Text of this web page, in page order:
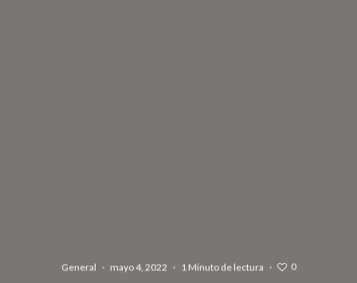
General · mayo 4, 2022 · 1 Minuto de lectura · 0